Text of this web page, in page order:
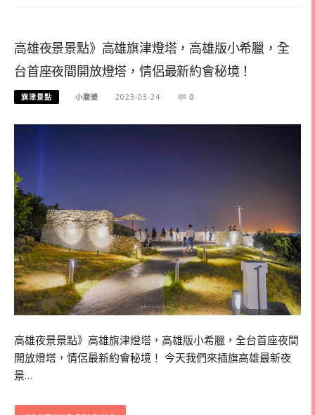
高雄夜景景點》高雄旗津燈塔，高雄版小希臘，全
台首座夜間開放燈塔，情侶最新約會秘境！
旗津景點 小腹婆 2023-03-24 0
高雄夜景景點》高雄旗津燈塔，高雄版小希臘，全台首座夜間
開放燈塔，情侶最新約會秘境！ 今天我們來插旗高雄最新夜
景…